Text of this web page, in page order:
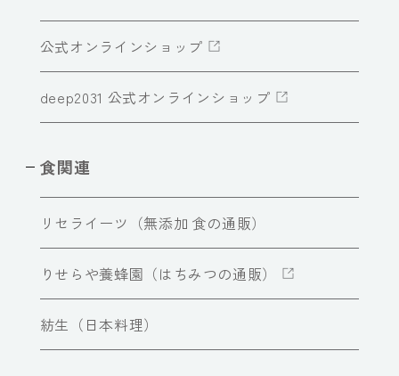
公式オンラインショップ
deep2031 公式オンラインショップ
食関連
リセライーツ（無添加 食の通販）
りせらや養蜂園（はちみつの通販）
紡生（日本料理）